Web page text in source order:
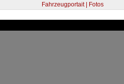
Fahrzeugportait | Fotos